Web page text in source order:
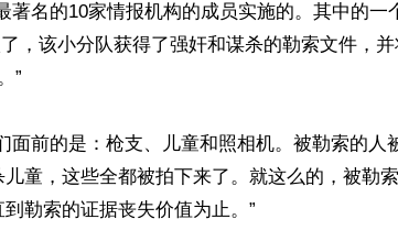
著名的10家情报机构的成员实施的。其中的一
，该小分队获得了强奸和谋杀的勒索文件，
”
面前的是：枪支、儿童和照相机。被勒索的人
童，这些全都被拍下来了。就这么的，被勒
勒索的证据丧失价值为止。”